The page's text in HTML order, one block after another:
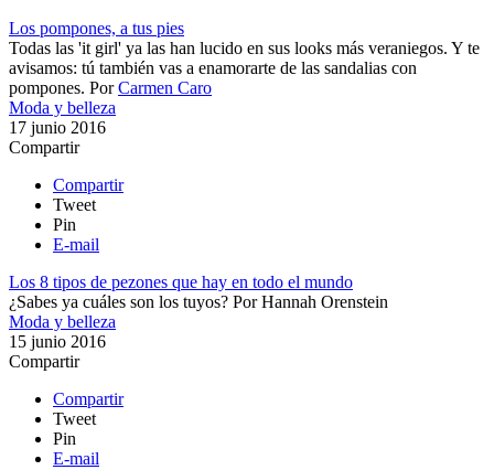
Los pompones, a tus pies
Todas las 'it girl' ya las han lucido en sus looks más veraniegos. Y te
avisamos: tú también vas a enamorarte de las sandalias con
pompones. PorCarmen Caro
Moda y belleza
17 junio 2016
Compartir
Compartir
Tweet
Pin
E-mail
Los 8 tipos de pezones que hay en todo el mundo
¿Sabes ya cuáles son los tuyos? PorHannah Orenstein
Moda y belleza
15 junio 2016
Compartir
Compartir
Tweet
Pin
E-mail